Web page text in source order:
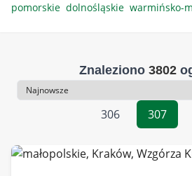
pomorskie dolnośląskie warmińsko-
Znaleziono 3802
Sortowanie
306
307